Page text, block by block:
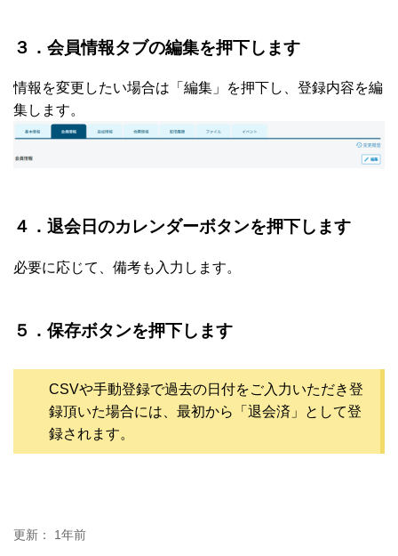
３．会員情報タブの編集を押下します
情報を変更したい場合は「編集」を押下し、登録内容を編
集します。
４．退会日のカレンダーボタンを押下します
必要に応じて、備考も入力します。
５．保存ボタンを押下します
CSVや手動登録で過去の日付をご入力いただき登
録頂いた場合には、最初から「退会済」として登
録されます。
更新： 1年前